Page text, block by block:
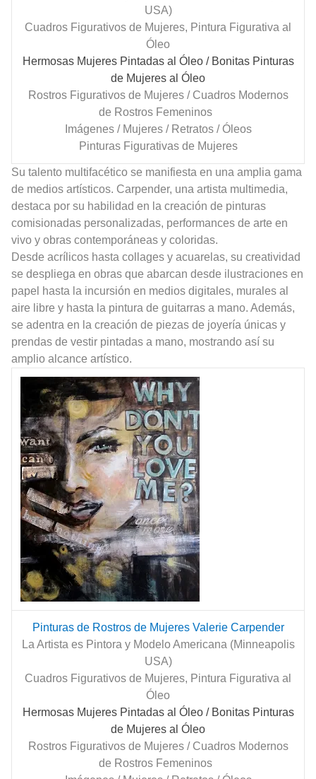
USA)
Cuadros Figurativos de Mujeres, Pintura Figurativa al
Óleo
Hermosas Mujeres Pintadas al Óleo/ Bonitas Pinturas
de Mujeres al Óleo
Rostros Figurativos de Mujeres / Cuadros Modernos
de Rostros Femeninos
Imágenes / Mujeres / Retratos / Óleos
Pinturas Figurativas de Mujeres
Su talento multifacético se manifiesta en una amplia gama
de medios artísticos. Carpender, una artista multimedia,
destaca por su habilidad en la creación de pinturas
comisionadas personalizadas, performances de arte en
vivo y obras contemporáneas y coloridas.
Desde acrílicos hasta collages y acuarelas, su creatividad
se despliega en obras que abarcan desde ilustraciones en
papel hasta la incursión en medios digitales, murales al
aire libre y hasta la pintura de guitarras a mano. Además,
se adentra en la creación de piezas de joyería únicas y
prendas de vestir pintadas a mano, mostrando así su
amplio alcance artístico.
Pinturas de Rostros de Mujeres Valerie Carpender
La Artista es Pintora y Modelo Americana (Minneapolis
USA)
Cuadros Figurativos de Mujeres, Pintura Figurativa al
Óleo
Hermosas Mujeres Pintadas al Óleo/ Bonitas Pinturas
de Mujeres al Óleo
Rostros Figurativos de Mujeres / Cuadros Modernos
de Rostros Femeninos